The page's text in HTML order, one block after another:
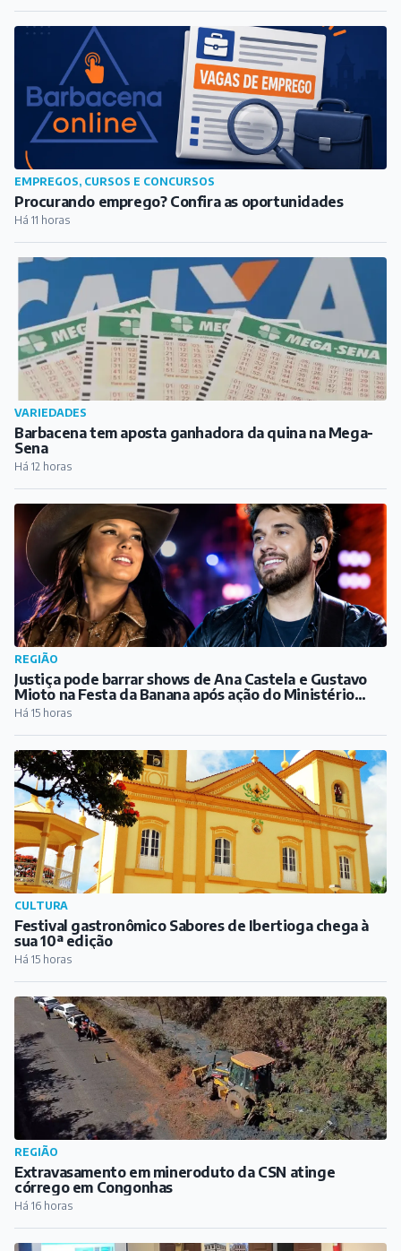
EMPREGOS, CURSOS E CONCURSOS
Procurando emprego? Confira as oportunidades
Há 11 horas
VARIEDADES
Barbacena tem aposta ganhadora da quina na Mega-
Sena
Há 12 horas
REGIÃO
Justiça pode barrar shows de Ana Castela e Gustavo
Mioto na Festa da Banana após ação do Ministério
Público
Há 15 horas
CULTURA
Festival gastronômico Sabores de Ibertioga chega à
sua 10ª edição
Há 15 horas
REGIÃO
Extravasamento em mineroduto da CSN atinge
córrego em Congonhas
Há 16 horas